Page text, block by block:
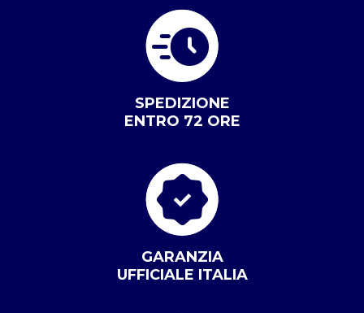
SPEDIZIONE
ENTRO 72 ORE
GARANZIA
UFFICIALE ITALIA